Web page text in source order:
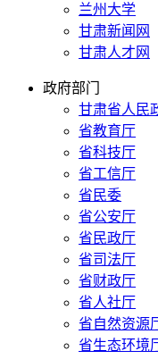
兰州大学
甘肃新闻网
甘肃人才网
政府部门
甘肃省人民
省教育厅
省科技厅
省工信厅
省民委
省公安厅
省民政厅
省司法厅
省财政厅
省人社厅
省自然资源
省生态环境